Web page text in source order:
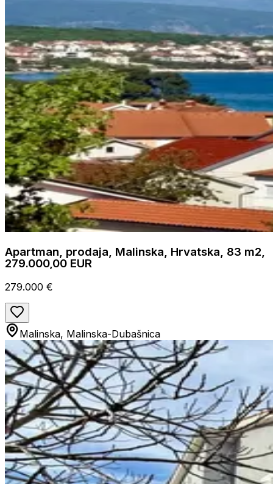
Apartman, prodaja, Malinska, Hrvatska, 83 m2,
279.000,00 EUR
279.000 €
Malinska, Malinska-Dubašnica